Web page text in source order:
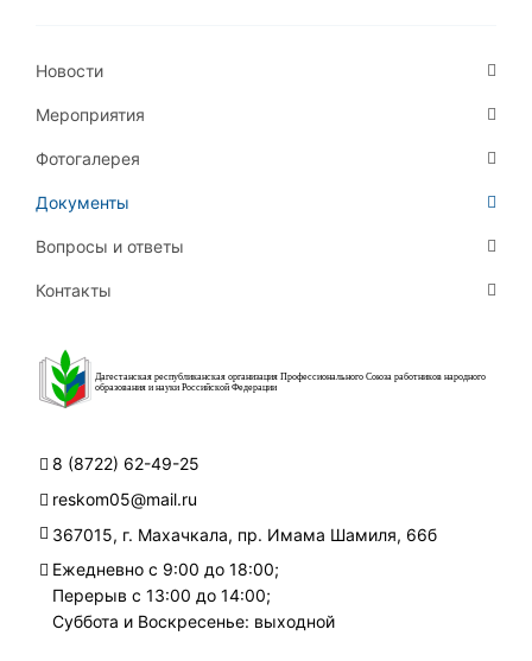
Дагестанская республиканская организация Профессионального Союза работников народного
образования и науки Российской Федерации
8 (8722) 62-49-25
reskom05@mail.ru
367015, г. Махачкала, пр. Имама Шамиля, 66б
Ежедневно с 9:00 до 18:00;
Перерыв с 13:00 до 14:00;
Суббота и Воскресенье: выходной
Новости
Мероприятия
Фотогалерея
Документы
Вопросы и ответы
Контакты